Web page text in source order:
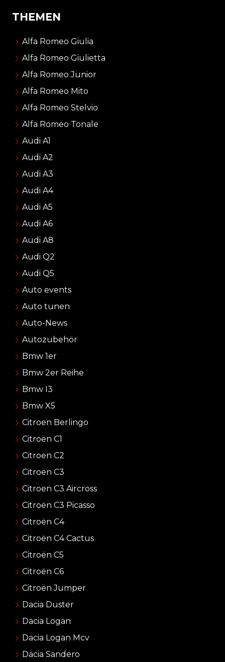
THEMEN
Alfa Romeo Giulia
Alfa Romeo Giulietta
Alfa Romeo Junior
Alfa Romeo Mito
Alfa Romeo Stelvio
Alfa Romeo Tonale
Audi A1
Audi A2
Audi A3
Audi A4
Audi A5
Audi A6
Audi A8
Audi Q2
Audi Q5
Auto events
Auto tunen
Auto-News
Autozubehör
Bmw 1er
Bmw 2er Reihe
Bmw I3
Bmw X5
Citroen Berlingo
Citroën C1
Citroen C2
Citroën C3
Citroen C3 Aircross
Citroën C3 Picasso
Citroën C4
Citroën C4 Cactus
Citroën C5
Citroën C6
Citroën Jumper
Dacia Duster
Dacia Logan
Dacia Logan Mcv
Dacia Sandero